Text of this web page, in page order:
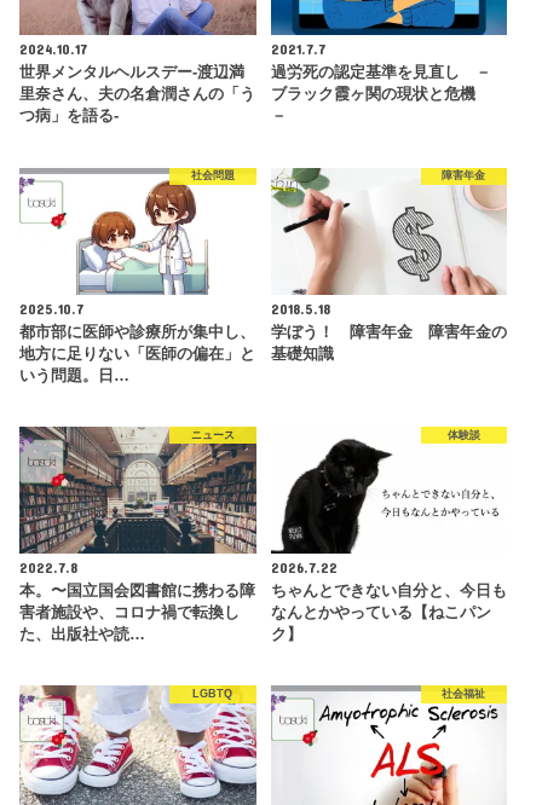
2024.10.17
世界メンタルヘルスデー-渡辺満
里奈さん、夫の名倉潤さんの「う
つ病」を語る-
2021.7.7
過労死の認定基準を見直し －
ブラック霞ヶ関の現状と危機
－
社会問題
2025.10.7
都市部に医師や診療所が集中し、
地方に足りない「医師の偏在」と
いう問題。日…
障害年金
2018.5.18
学ぼう！ 障害年金 障害年金の
基礎知識
ニュース
2022.7.8
本。〜国立国会図書館に携わる障
害者施設や、コロナ禍で転換し
た、出版社や読…
体験談
2026.7.22
ちゃんとできない自分と、今日も
なんとかやっている【ねこパン
ク】
LGBTQ 社会福祉